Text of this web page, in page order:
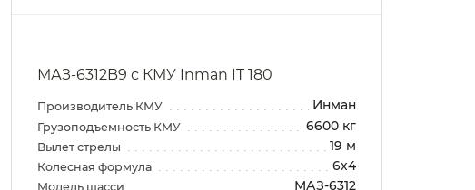
МАЗ-6312B9 с КМУ Inman IT 180
Производитель КМУ Инман
Грузоподъемность КМУ 6600 кг
Вылет стрелы 19 м
Колесная формула 6х4
Модель шасси МАЗ-6312